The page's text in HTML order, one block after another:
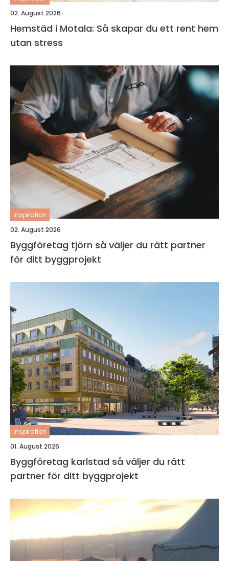
02. August 2026
Hemstäd i Motala: Så skapar du ett rent hem
utan stress
inspiration
02. August 2026
Byggföretag tjörn så väljer du rätt partner
för ditt byggprojekt
inspiration
01. August 2026
Byggföretag karlstad så väljer du rätt
partner för ditt byggprojekt